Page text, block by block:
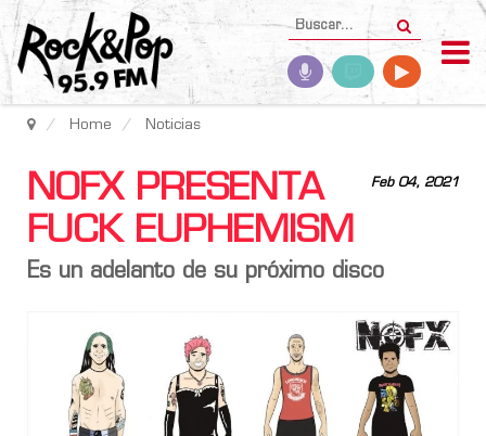
Home Noticias
Feb 04, 2021
NOFX PRESENTA
FUCK EUPHEMISM
Es un adelanto de su próximo disco